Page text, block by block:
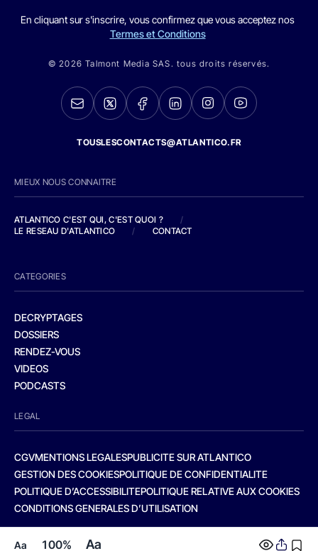
Aa 100% Aa
En cliquant sur s'inscrire, vous confirmez que vous acceptez nos
Termes et Conditions
© 2026 Talmont Media SAS. tous droits réservés.
TOUSLESCONTACTS@ATLANTICO.FR
MIEUX NOUS CONNAITRE
ATLANTICO C'EST QUI, C'EST QUOI ?
/
LE RESEAU D'ATLANTICO
/ CONTACT
CATEGORIES
DECRYPTAGES
DOSSIERS
RENDEZ-VOUS
VIDEOS
PODCASTS
LEGAL
CGVMENTIONS LEGALESPUBLICITE SUR ATLANTICO
GESTION DES COOKIESPOLITIQUE DE CONFIDENTIALITE
POLITIQUE D’ACCESSIBILITEPOLITIQUE RELATIVE AUX COOKIES
CONDITIONS GENERALES D’UTILISATION